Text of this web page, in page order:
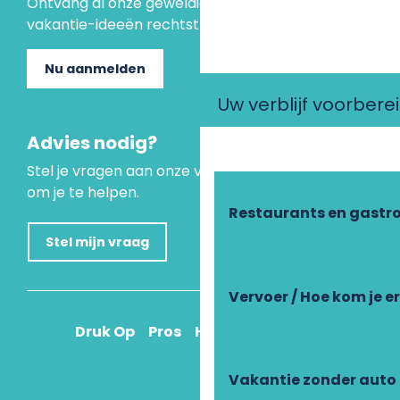
Uw verblijf
Restaurants en
Vervoer / Hoe kom je
Vakantie zonder auto
vakantie-ideeën rechtstreeks in je inbox.
Nu aanmelden
Advies nodig?
Stel je vragen aan onze virtuele assistent, die er is
om je te helpen.
Stel mijn vraag
Druk Op Pros Hoe kom ik daar?